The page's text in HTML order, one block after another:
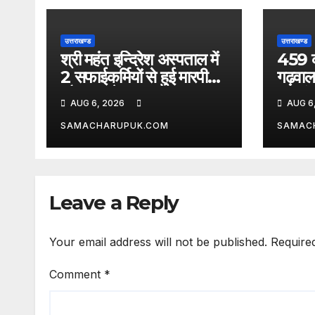
उत्तराखण्ड
श्री महंत इन्दिरेश अस्पताल में
2 सफाईकर्मियों से हुई मारपीट
और जानलेवा हमला
AUG 6, 2026
SAMACHARUPUK.COM
उत्तराखण्ड
459
AUG
Leave a Reply
Your email address will not be published.
Comment *